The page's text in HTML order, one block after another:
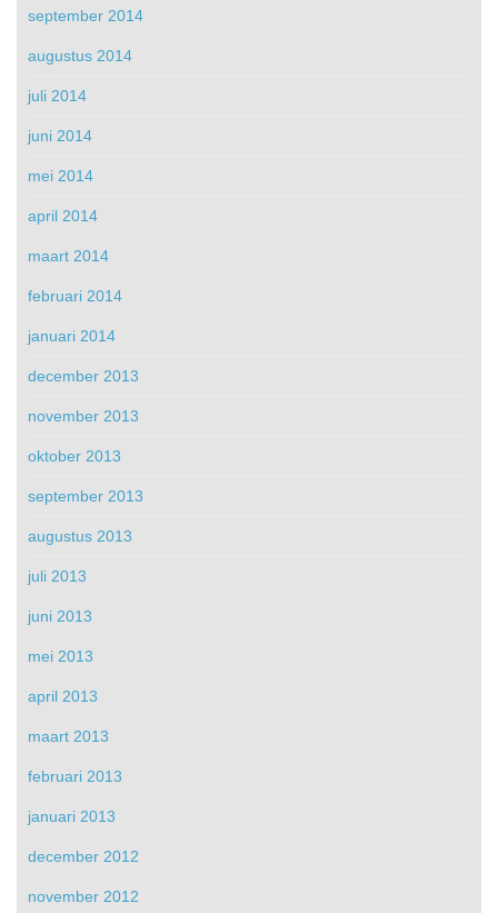
september 2014
augustus 2014
juli 2014
juni 2014
mei 2014
april 2014
maart 2014
februari 2014
januari 2014
december 2013
november 2013
oktober 2013
september 2013
augustus 2013
juli 2013
juni 2013
mei 2013
april 2013
maart 2013
februari 2013
januari 2013
december 2012
november 2012